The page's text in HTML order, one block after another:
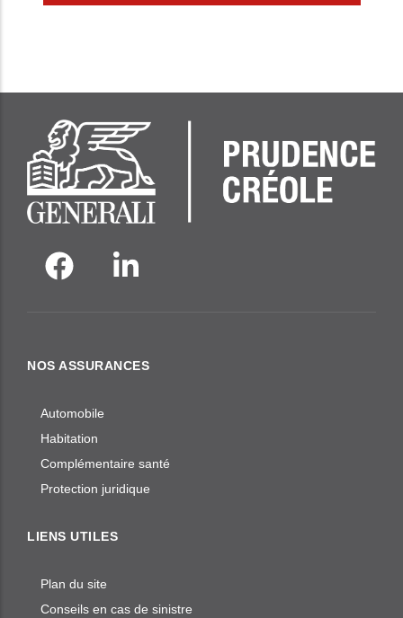
NOS ASSURANCES
Automobile
Habitation
Complémentaire santé
Protection juridique
LIENS UTILES
Plan du site
Conseils en cas de sinistre